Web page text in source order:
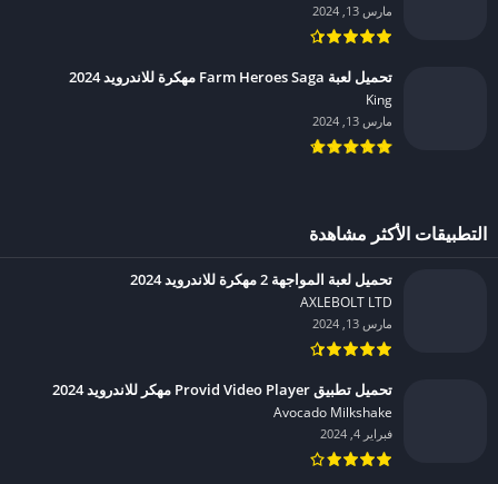
مارس 13, 2024
تحميل لعبة Farm Heroes Saga مهكرة للاندرويد 2024
King‏
مارس 13, 2024
التطبيقات الأكثر مشاهدة
تحميل لعبة المواجهة 2 مهكرة للاندرويد 2024
AXLEBOLT LTD‏
مارس 13, 2024
تحميل تطبيق Provid Video Player مهكر للاندرويد 2024
Avocado Milkshake‏
فبراير 4, 2024